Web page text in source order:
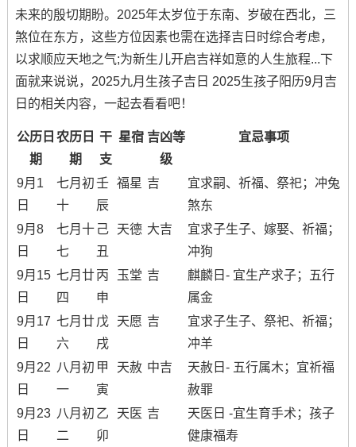
未来的殷切期盼。2025年太岁位于东南、岁破在西北，三
煞位在东方，这些方位因素也需在选择吉日时综合考虑，
以求顺应天地之气;为新生儿开启吉祥如意的人生旅程...下
面就来说说，2025九月生孩子吉日 2025生孩子阳历9月吉
日的相关内容，一起去看看吧！
公历日
期
农历日
期
干
支
星宿 吉凶等
级
宜忌事项
9月1
日
七月初
十
壬
辰
福星 吉
宜求嗣、祈福、祭祀；冲兔
煞东
9月8
日
七月十
七
己
丑
天德 大吉
宜求子生子、嫁娶、祈福；
冲狗
9月15
日
七月廿
四
丙
申
玉堂 吉
麒麟日- 宜生产求子；五行
属金
9月17
日
七月廿
六
戊
戌
天愿 吉
宜求子生子、祭祀、祈福；
冲羊
9月22
日
八月初
一
甲
寅
天赦 中吉
天赦日- 五行属木；宜祈福
赦罪
9月23
日
八月初
二
乙
卯
天医 吉
天医日 -宜生育手术；孩子
健康福寿